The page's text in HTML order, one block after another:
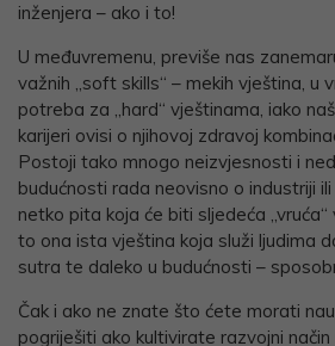
inženjera – ako i to!
U međuvremenu, previše nas
važnih „soft skills“ – mekih vještina, u
potreba za „hard“ vještinama, iako
karijeri ovisi o njihovoj zdravoj
Postoji tako mnogo neizvjesnosti i
budućnosti rada neovisno o industriji
netko pita koja će biti sljedeća
to ona ista vještina koja služi ljudima
sutra te daleko u budućnosti –
Čak i ako ne znate što ćete morati
pogriješiti ako kultivirate razvojni način